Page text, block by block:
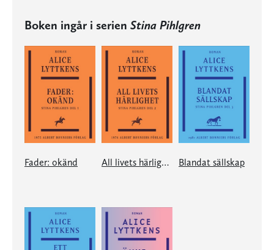
Boken ingår i serien Stina Pihlgren
Fader: okänd All livets härlighet Blandat sällskap